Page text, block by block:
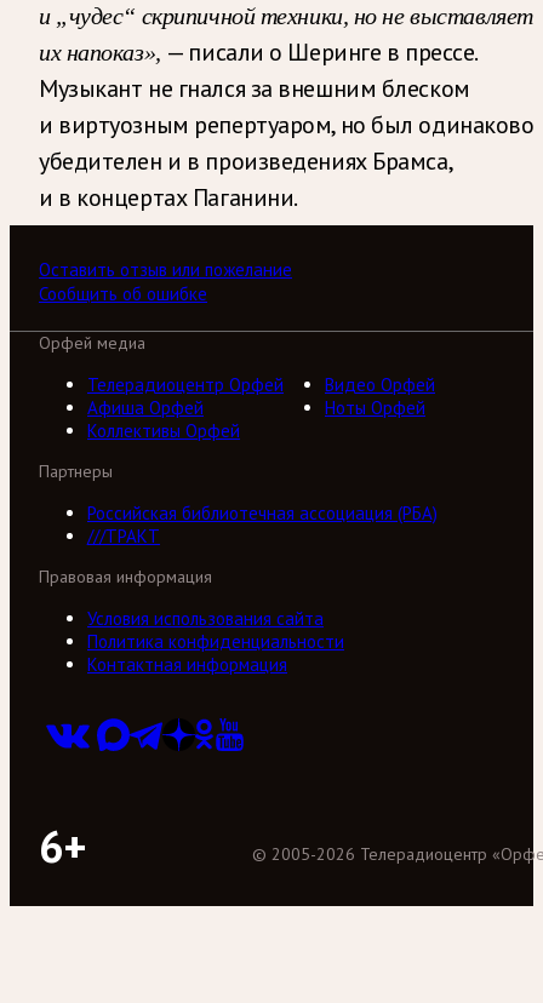
и „чудес“ скрипичной техники, но не выставляет
их напоказ», — писали о Шеринге в прессе.
Музыкант не гнался за внешним блеском
и виртуозным репертуаром, но был одинаково
убедителен и в произведениях Брамса,
и в концертах Паганини.
Оставить отзыв или пожелание
Сообщить об ошибке
Орфей медиа
Телерадиоцентр Орфей
Видео Орфей
Афиша Орфей
Ноты Орфей
Коллективы Орфей
Партнеры
Российская библиотечная ассоциация (РБА)
///ТРАКТ
Правовая информация
Условия использования сайта
Политика конфиденциальности
Контактная информация
6+ © 2005-2026 Телерадиоцентр